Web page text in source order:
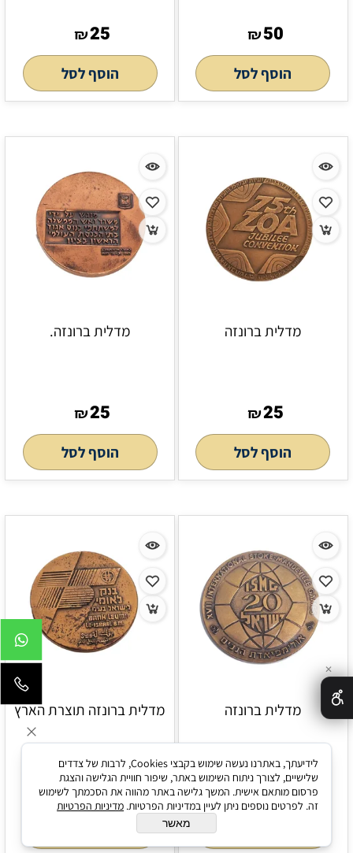
₪50
הוסף לסל
₪25
הוסף לסל
מדלית ברונזה
₪25
הוסף לסל
מדלית ברונזה.
₪25
הוסף לסל
מדלית ברונזה
₪ 25
מדלית ברונזה תוצרת הארץ
₪25
✕
לידיעתך, באתרנו נעשה שימוש בקבצי Cookies, לרבות של צדדים
שלישיים, לצורך ניתוח השימוש באתר, שיפור חוויית הגלישה והצגת
פרסום מותאם אישית. המשך גלישה באתר מהווה את הסכמתך לשימוש
זה. לפרטים נוספים ניתן לעיין במדיניות הפרטיות. מדיניות הפרטיות
מאשר